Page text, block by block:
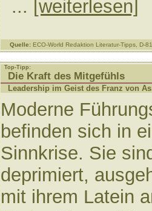
... [weiterlesen]
Quelle: ECO-World Redaktion Literatur-Tipps, D-
Top-Tipp:
Die Kraft des Mitgefühls
Leadership im Geist des Franz von
Moderne
befinden sich in
Sinnkrise. Sie
deprimiert,
mit ihrem Latein